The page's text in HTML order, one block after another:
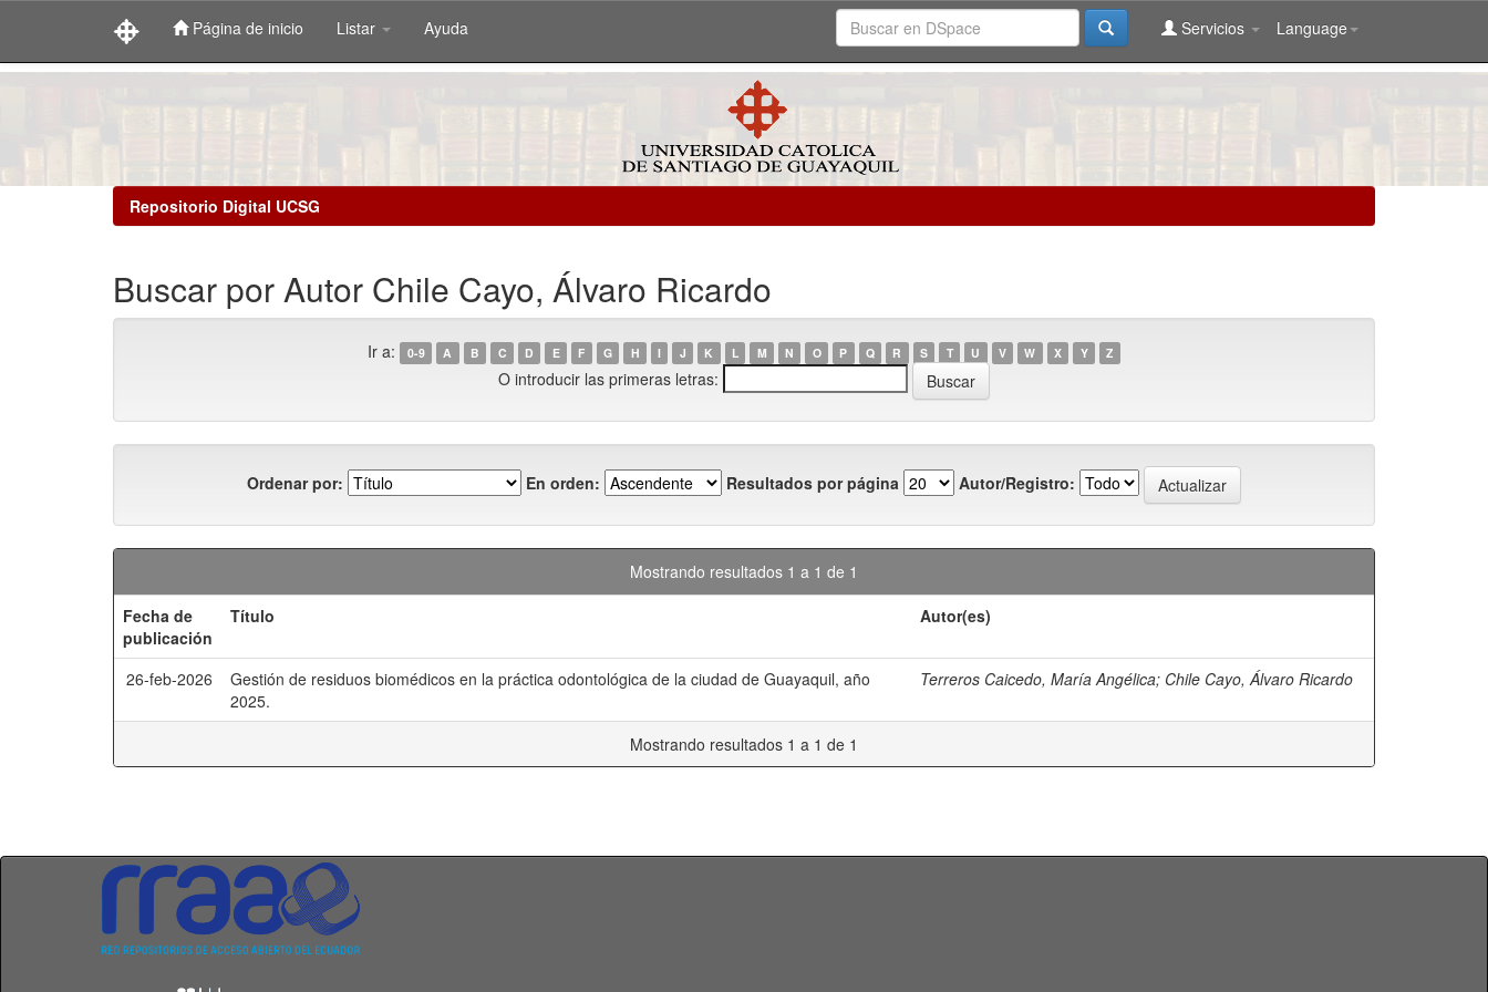
Página de inicio Listar Ayuda Language
Servicios
Repositorio Digital UCSG
Buscar por Autor Chile Cayo, Álvaro Ricardo
Ir a: 0-9 A B C D E F G H I J K L M N O P Q R S T U V W X Y Z
O introducir las primeras letras:
Ordenar por: En orden: Resultados por página Autor/Registro:
Mostrando resultados 1 a 1 de 1
Fecha de
publicación
Título Autor(es)
26-feb-2026
Gestión de residuos biomédicos en la práctica odontológica de la ciudad de Guayaquil, año
2025.
Terreros Caicedo, María Angélica; Chile Cayo, Álvaro Ricardo
Mostrando resultados 1 a 1 de 1